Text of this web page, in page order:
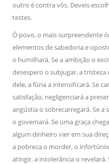
outro é contra vós. Deveis
testes.
Ó povo, o mais surpreendente
elementos de sabedoria e
o humilhará. Se a ambição o
desespero o subjugar, a tristeza
dele, a fúria a intensificará. Se
satisfação, negligenciará a
angústia o sobrecarregará. Se a
o governará. Se uma graça
algum dinheiro vier em sua
a pobreza o morder, o
atingir, a intolerância o